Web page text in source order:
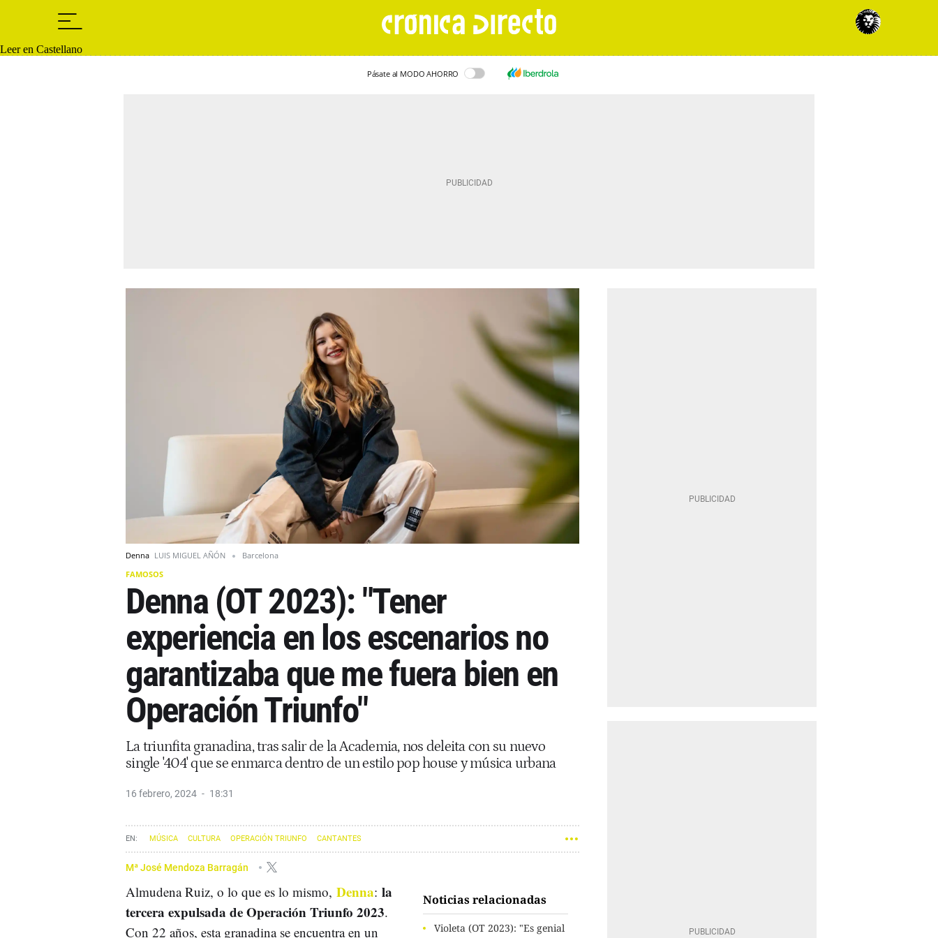
Leer en Castellano
Pásate al MODO AHORRO
Denna LUIS MIGUEL AÑÓN
Barcelona
FAMOSOS
Denna (OT 2023): "Tener
experiencia en los escenarios no
garantizaba que me fuera bien en
Operación Triunfo"
La triunfita granadina, tras salir de la Academia, nos deleita con su nuevo
single '404' que se enmarca dentro de un estilo pop house y música urbana
16 febrero, 2024 18:31
MÚSICA CULTURA OPERACIÓN TRIUNFO CANTANTES
Mª José Mendoza Barragán
Noticias relacionadas
Violeta (OT 2023): "Es genial
Almudena Ruiz, o lo que es lo mismo, Denna: la
tercera expulsada de Operación Triunfo 2023.
Con 22 años, esta granadina se encuentra en un